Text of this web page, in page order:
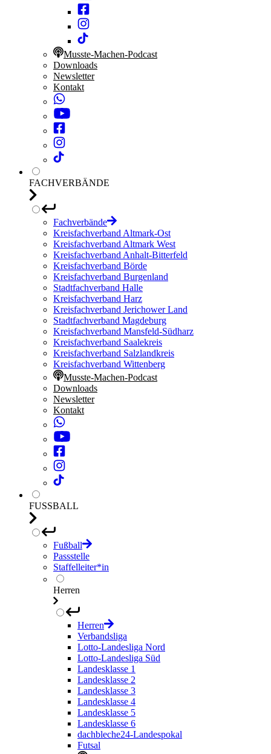
Musste-Machen-Podcast
Downloads
Newsletter
Kontakt
FACHVERBÄNDE
Fachverbände
Kreisfachverband Altmark-Ost
Kreisfachverband Altmark West
Kreisfachverband Anhalt-Bitterfeld
Kreisfachverband Börde
Kreisfachverband Burgenland
Stadtfachverband Halle
Kreisfachverband Harz
Kreisfachverband Jerichower Land
Stadtfachverband Magdeburg
Kreisfachverband Mansfeld-Südharz
Kreisfachverband Saalekreis
Kreisfachverband Salzlandkreis
Kreisfachverband Wittenberg
Musste-Machen-Podcast
Downloads
Newsletter
Kontakt
FUSSBALL
Fußball
Passstelle
Staffelleiter*in
Herren
Herren
Verbandsliga
Lotto-Landesliga Nord
Lotto-Landesliga Süd
Landesklasse 1
Landesklasse 2
Landesklasse 3
Landesklasse 4
Landesklasse 5
Landesklasse 6
dachbleche24-Landespokal
Futsal